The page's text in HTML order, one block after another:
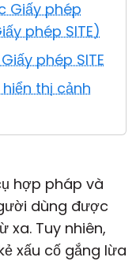
Giấy phép
phép SITE)
phép SITE
thị cảnh
hợp pháp và
dùng được
xa. Tuy nhiên,
xấu cố gắng lừa